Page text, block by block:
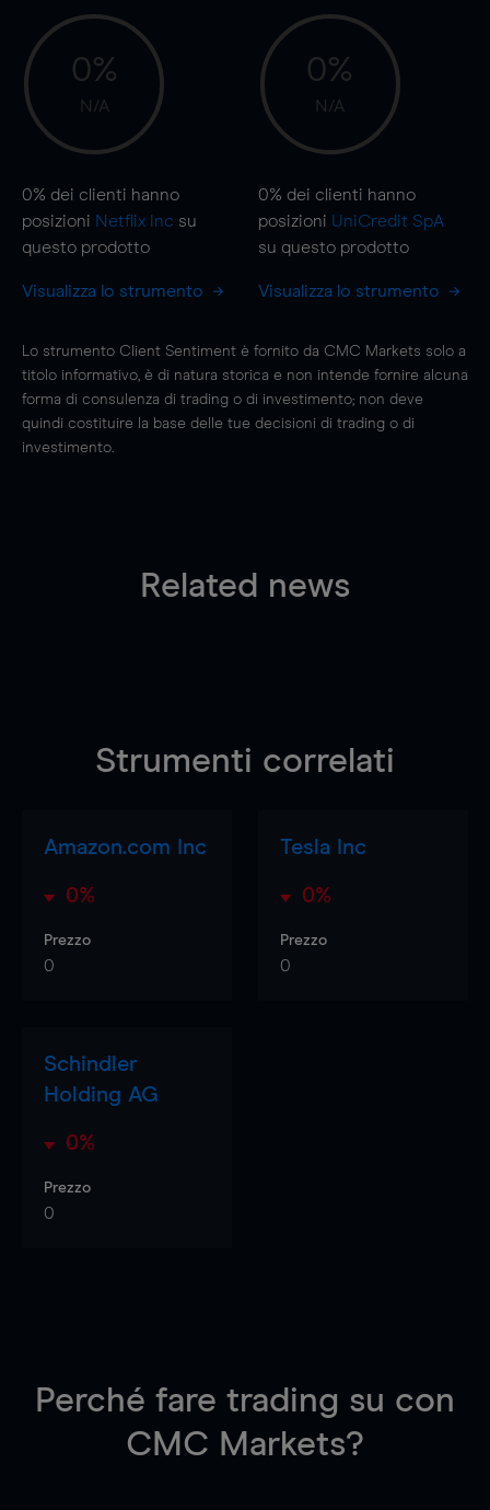
0%
N/A
0% dei clienti hanno
posizioni Netflix Inc su
questo prodotto
Visualizza lo strumento
0%
N/A
0% dei clienti hanno
posizioni UniCredit SpA
su questo prodotto
Visualizza lo strumento
Lo strumento Client Sentiment è fornito da CMC Markets solo a
titolo informativo, è di natura storica e non intende fornire alcuna
forma di consulenza di trading o di investimento; non deve
quindi costituire la base delle tue decisioni di trading o di
investimento.
Related news
Strumenti correlati
Amazon.com Inc
0%
Prezzo
0
Tesla Inc
0%
Prezzo
0
Schindler
Holding AG
0%
Prezzo
0
Perché fare trading su con
CMC Markets?